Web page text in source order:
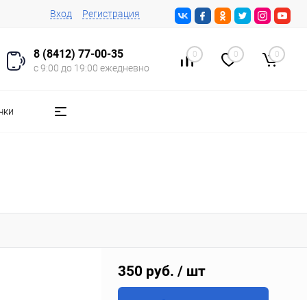
Вход Регистрация
8 (8412) 77-00-35
с 9:00 до 19:00 ежедневно
0 0 0
350 руб. / шт